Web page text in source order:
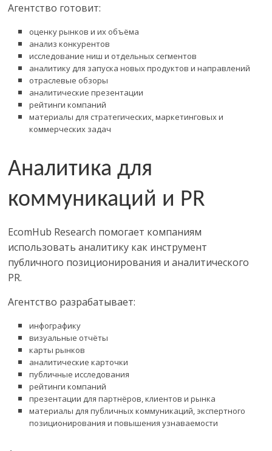
Агентство готовит:
оценку рынков и их объёма
анализ конкурентов
исследование ниш и отдельных сегментов
аналитику для запуска новых продуктов и направлений
отраслевые обзоры
аналитические презентации
рейтинги компаний
материалы для стратегических, маркетинговых и
коммерческих задач
Аналитика для
коммуникаций и PR
EcomHub Research помогает компаниям
использовать аналитику как инструмент
публичного позиционирования и аналитического
PR.
Агентство разрабатывает:
инфографику
визуальные отчёты
карты рынков
аналитические карточки
публичные исследования
рейтинги компаний
презентации для партнёров, клиентов и рынка
материалы для публичных коммуникаций, экспертного
позиционирования и повышения узнаваемости